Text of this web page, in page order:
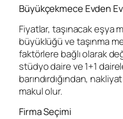
Büyükçekmece Evden
Fiyatlar, taşınacak eşya
büyüklüğü ve taşınma
faktörlere bağlı olarak
stüdyo daire ve 1+1
barındırdığından,
makul olur.
Firma Seçimi